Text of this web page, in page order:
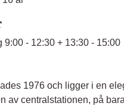
9:00 - 12:30 + 13:30 - 15:00
1976 och ligger i en
av centralstationen, på